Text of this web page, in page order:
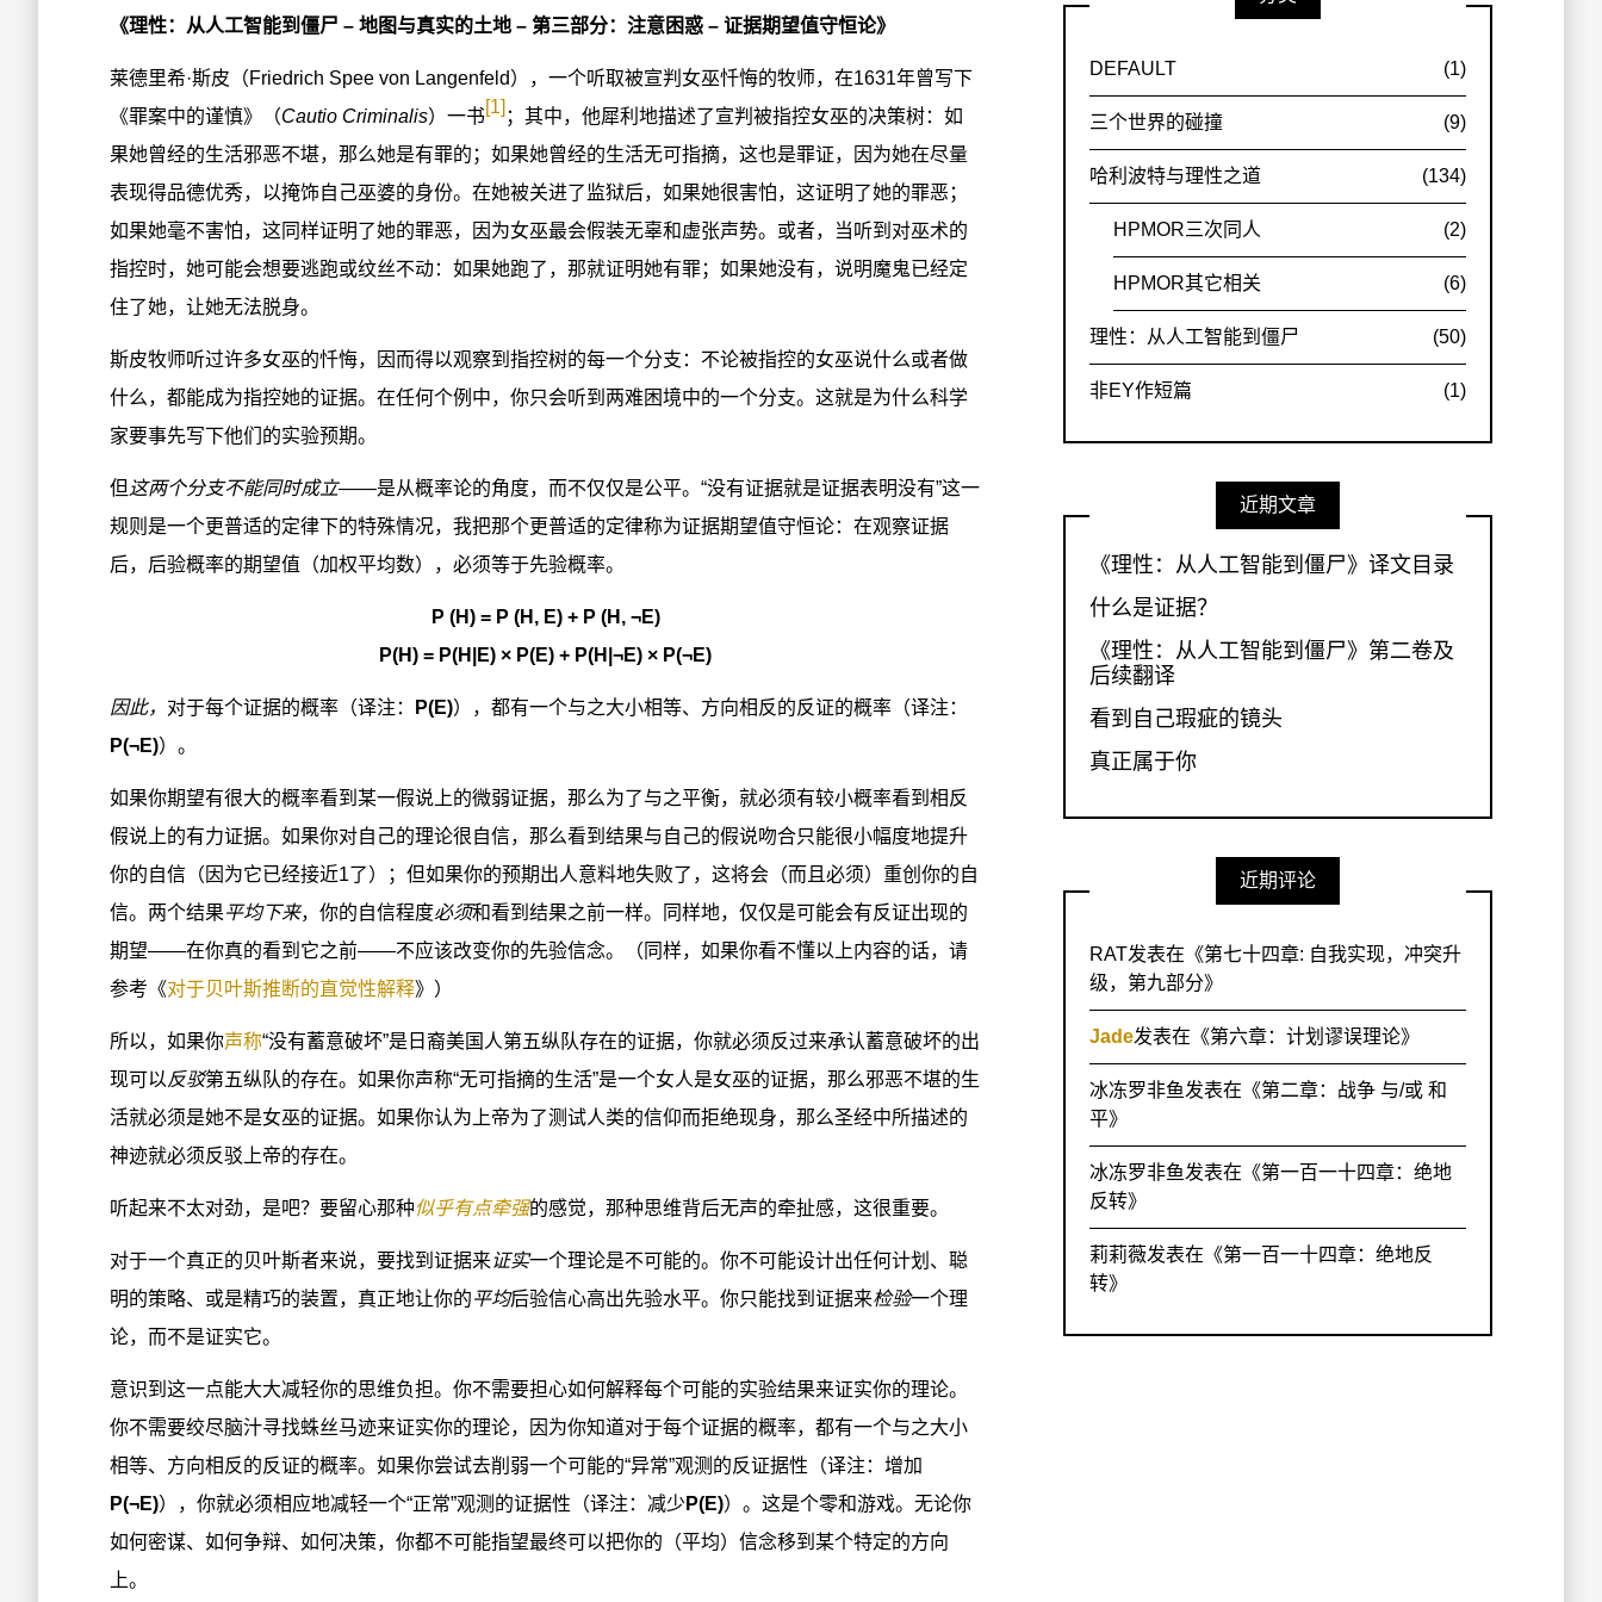
《理性：从人工智能到僵尸 – 地图与真实的土地 – 第三部分：注意困惑 – 证据期望值守恒论》
莱德里希·斯皮（Friedrich Spee von Langenfeld），一个听取被宣判女巫忏悔的牧师，在1631年曾写下
《罪案中的谨慎》（Cautio Criminalis）一书[1] ；其中，他犀利地描述了宣判被指控女巫的决策树：如
果她曾经的生活邪恶不堪，那么她是有罪的；如果她曾经的生活无可指摘，这也是罪证，因为她在尽量
表现得品德优秀，以掩饰自己巫婆的身份。在她被关进了监狱后，如果她很害怕，这证明了她的罪恶；
如果她毫不害怕，这同样证明了她的罪恶，因为女巫最会假装无辜和虚张声势。或者，当听到对巫术的
指控时，她可能会想要逃跑或纹丝不动：如果她跑了，那就证明她有罪；如果她没有，说明魔鬼已经定
住了她，让她无法脱身。
斯皮牧师听过许多女巫的忏悔，因而得以观察到指控树的每一个分支：不论被指控的女巫说什么或者做
什么，都能成为指控她的证据。在任何个例中，你只会听到两难困境中的一个分支。这就是为什么科学
家要事先写下他们的实验预期。
但这两个分支不能同时成立——是从概率论的角度，而不仅仅是公平。“没有证据就是证据表明没有”这一
规则是一个更普适的定律下的特殊情况，我把那个更普适的定律称为证据期望值守恒论：在观察证据
后，后验概率的期望值（加权平均数），必须等于先验概率。
P (H) = P (H, E) + P (H, ¬E)
P(H) = P(H|E) × P(E) + P(H|¬E) × P(¬E)
因此， 对于每个证据的概率（译注： P(E)），都有一个与之大小相等、方向相反的反证的概率（译注：
P(¬E)）。
如果你期望有很大的概率看到某一假说上的微弱证据，那么为了与之平衡，就必须有较小概率看到相反
假说上的有力证据。如果你对自己的理论很自信，那么看到结果与自己的假说吻合只能很小幅度地提升
你的自信（因为它已经接近1了）；但如果你的预期出人意料地失败了，这将会（而且必须）重创你的自
信。两个结果平均下来，你的自信程度必须和看到结果之前一样。同样地，仅仅是可能会有反证出现的
期望——在你真的看到它之前——不应该改变你的先验信念。（同样，如果你看不懂以上内容的话，请
参考《对于贝叶斯推断的直觉性解释》）
所以，如果你声称“没有蓄意破坏”是日裔美国人第五纵队存在的证据，你就必须反过来承认蓄意破坏的出
现可以反驳第五纵队的存在。如果你声称“无可指摘的生活”是一个女人是女巫的证据，那么邪恶不堪的生
活就必须是她不是女巫的证据。如果你认为上帝为了测试人类的信仰而拒绝现身，那么圣经中所描述的
神迹就必须反驳上帝的存在。
听起来不太对劲，是吧？要留心那种似乎有点牵强的感觉，那种思维背后无声的牵扯感，这很重要。
对于一个真正的贝叶斯者来说，要找到证据来证实一个理论是不可能的。你不可能设计出任何计划、聪
明的策略、或是精巧的装置，真正地让你的平均后验信心高出先验水平。你只能找到证据来检验一个理
论，而不是证实它。
意识到这一点能大大减轻你的思维负担。你不需要担心如何解释每个可能的实验结果来证实你的理论。
你不需要绞尽脑汁寻找蛛丝马迹来证实你的理论，因为你知道对于每个证据的概率，都有一个与之大小
相等、方向相反的反证的概率。如果你尝试去削弱一个可能的“异常”观测的反证据性（译注：增加
P(¬E)），你就必须相应地减轻一个“正常”观测的证据性（译注：减少 P(E)）。这是个零和游戏。无论你
如何密谋、如何争辩、如何决策，你都不可能指望最终可以把你的（平均）信念移到某个特定的方向
上。
DEFAULT (1)
三个世界的碰撞 (9)
哈利波特与理性之道 (134)
HPMOR三次同人 (2)
HPMOR其它相关 (6)
理性：从人工智能到僵尸 (50)
非EY作短篇 (1)
近期文章
《理性：从人工智能到僵尸》译文目录
什么是证据？
《理性：从人工智能到僵尸》第二卷及
后续翻译
看到自己瑕疵的镜头
真正属于你
近期评论
RAT发表在《第七十四章: 自我实现，冲突升
级，第九部分》
Jade发表在《第六章：计划谬误理论》
冰冻罗非鱼发表在《第二章：战争 与/或 和
平》
冰冻罗非鱼发表在《第一百一十四章：绝地
反转》
莉莉薇发表在《第一百一十四章：绝地反
转》